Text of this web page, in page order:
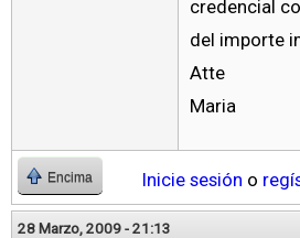
credencial
del importe
Atte
Maria
Encima Inicie sesión o
28 Marzo, 2009 - 21:13